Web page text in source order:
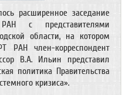
расширенное заседание
с представителями
области, на котором
РАН член-корреспондент
В.А. Ильин представил
политика Правительства
кризиса».